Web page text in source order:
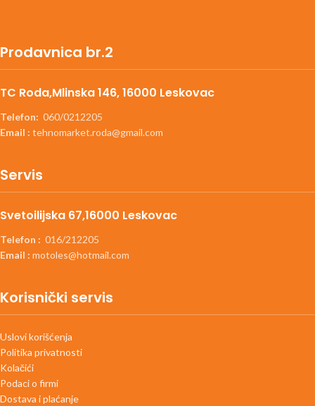
Prodavnica br.2
TC Roda,Mlinska 146, 16000 Leskovac
Telefon: 060/0212205
Email : tehnomarket.roda@gmail.com
Servis
Svetoilijska 67,16000 Leskovac
Telefon : 016/212205
Email : motoles@hotmail.com
Korisnički servis
Uslovi korišćenja
Politika privatnosti
Kolačići
Podaci o firmi
Dostava i plaćanje